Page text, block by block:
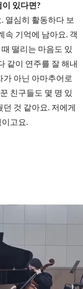
있다면?
열심히 활동하다 보
속 기억에 남아요. 객
떨리는 마음도 있
같이 연주를 잘 해내
가 아닌 아마추어로
친구들도 몇 명 있
것 같아요. 저에게
고요.